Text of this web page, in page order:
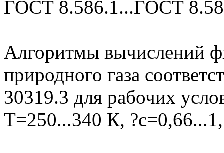
ГОСТ 8.586.1...ГОСТ
Алгоритмы вычислений
природного газа
30319.3 для рабочих
Т=250...340 К,